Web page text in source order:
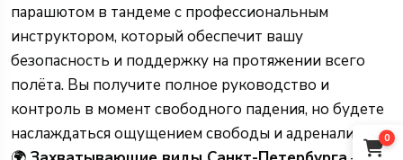
0
парашютом в тандеме с профессиональным
инструктором, который обеспечит вашу
безопасность и поддержку на протяжении всего
полёта. Вы получите полное руководство и
контроль в момент свободного падения, но будете
наслаждаться ощущением свободы и адреналина.